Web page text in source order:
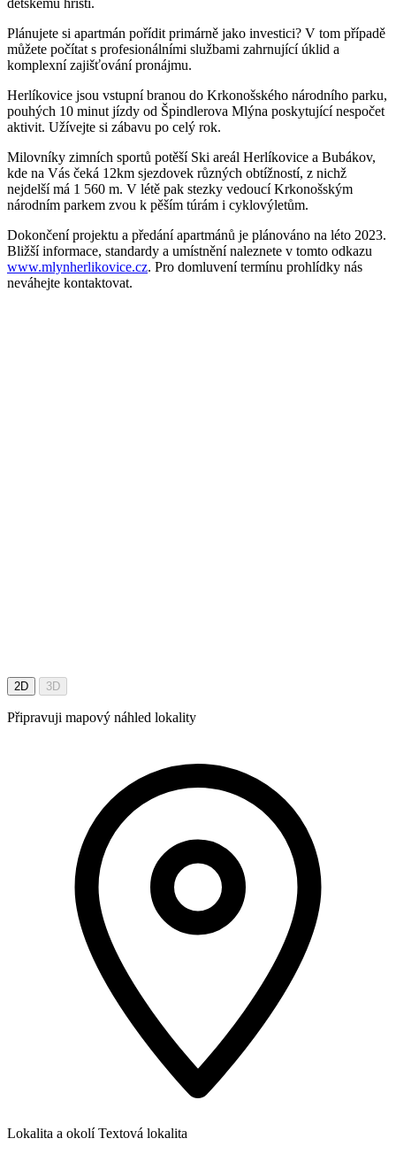
dětskému hřišti.
Plánujete si apartmán pořídit primárně jako investici? V tom případě
můžete počítat s profesionálními službami zahrnující úklid a
komplexní zajišťování pronájmu.
Herlíkovice jsou vstupní branou do Krkonošského národního parku,
pouhých 10 minut jízdy od Špindlerova Mlýna poskytující nespočet
aktivit. Užívejte si zábavu po celý rok.
Milovníky zimních sportů potěší Ski areál Herlíkovice a Bubákov,
kde na Vás čeká 12km sjezdovek různých obtížností, z nichž
nejdelší má 1 560 m. V létě pak stezky vedoucí Krkonošským
národním parkem zvou k pěším túrám i cyklovýletům.
Dokončení projektu a předání apartmánů je plánováno na léto 2023.
Bližší informace, standardy a umístnění naleznete v tomto odkazu
www.mlynherlikovice.cz. Pro domluvení termínu prohlídky nás
neváhejte kontaktovat.
2D 3D
Připravuji mapový náhled lokality
Lokalita a okolí Textová lokalita